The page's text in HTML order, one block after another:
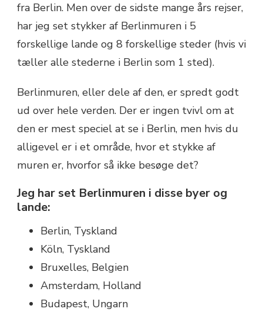
fra Berlin. Men over de sidste mange års rejser,
har jeg set stykker af Berlinmuren i 5
forskellige lande og 8 forskellige steder (hvis vi
tæller alle stederne i Berlin som 1 sted).
Berlinmuren, eller dele af den, er spredt godt
ud over hele verden. Der er ingen tvivl om at
den er mest speciel at se i Berlin, men hvis du
alligevel er i et område, hvor et stykke af
muren er, hvorfor så ikke besøge det?
Jeg har set Berlinmuren i disse byer og
lande:
Berlin, Tyskland
Köln, Tyskland
Bruxelles, Belgien
Amsterdam, Holland
Budapest, Ungarn